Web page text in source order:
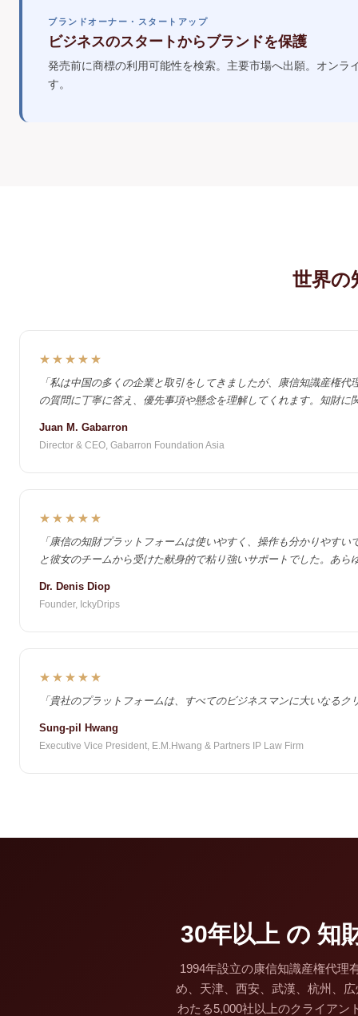
ブランドオーナー・スタートアップ
ビジネスのスタートからブランドを保護
発売前に商標の利用可能性を検索。主要市場へ出願。オン
す。
世界の
★★★★★
「私は中国の多くの企業と取引をしてきましたが、康信知識産権
の質問に丁寧に答え、優先事項や懸念を理解してくれます。知財
Juan M. Gabarron
Director & CEO, Gabarron Foundation Asia
★★★★★
「康信の知財プラットフォームは使いやすく、操作も分かりやす
と彼女のチームから受けた献身的で粘り強いサポートでした。あ
Dr. Denis Diop
Founder, IckyDrips
★★★★★
「貴社のプラットフォームは、すべてのビジネスマンに大いなる
Sung-pil Hwang
Executive Vice President, E.M.Hwang & Partners IP Law Firm
30年以上 の 知
1994年設立の康信知識産権代理
め、天津、西安、武漢、杭州、
わたる5,000社以上のクライアン